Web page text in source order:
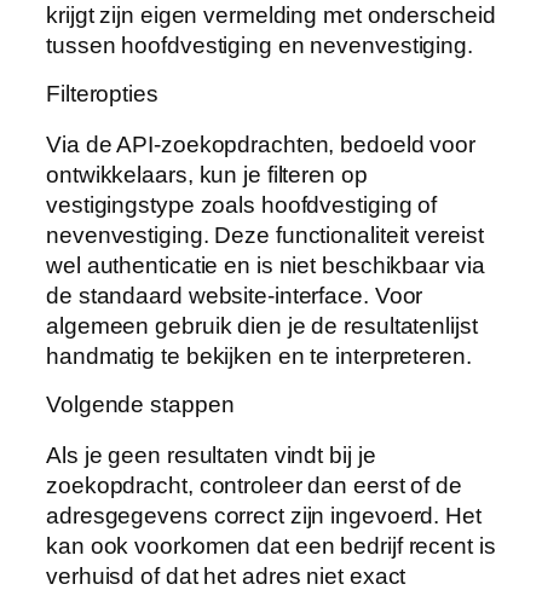
krijgt zijn eigen vermelding met onderscheid
tussen hoofdvestiging en nevenvestiging.
Filteropties
Via de API-zoekopdrachten, bedoeld voor
ontwikkelaars, kun je filteren op
vestigingstype zoals hoofdvestiging of
nevenvestiging. Deze functionaliteit vereist
wel authenticatie en is niet beschikbaar via
de standaard website-interface. Voor
algemeen gebruik dien je de resultatenlijst
handmatig te bekijken en te interpreteren.
Volgende stappen
Als je geen resultaten vindt bij je
zoekopdracht, controleer dan eerst of de
adresgegevens correct zijn ingevoerd. Het
kan ook voorkomen dat een bedrijf recent is
verhuisd of dat het adres niet exact